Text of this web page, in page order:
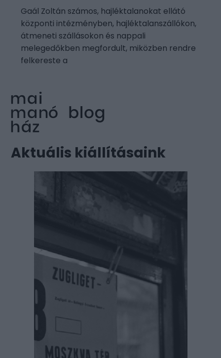
Gaál Zoltán számos, hajléktalanokat ellátó
központi intézményben, hajléktalanszállókon,
átmeneti szállásokon és nappali
melegedőkben megfordult, miközben rendre
felkereste a
Aktuális kiállításaink